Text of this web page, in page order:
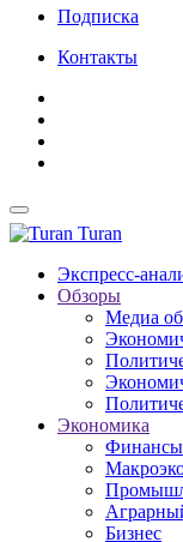
Подписка
Контакты
Turan
Экспресс-
Обзоры
Медиа
Экономика
Финансы
Бизнес